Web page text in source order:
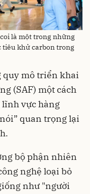
là một trong những
tiêu khử carbon trong
quy mô triển khai
(SAF) một cách
vực hàng
quan trọng lại
bộ phận nhiên
nghệ loại bỏ
như "người